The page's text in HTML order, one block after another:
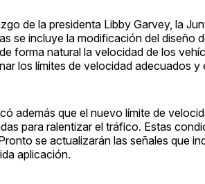
de la presidenta Libby Garvey, la
se incluye la modificación del diseño
forma natural la velocidad de los
los límites de velocidad adecuados
además que el nuevo límite de
para ralentizar el tráfico. Estas
se actualizarán las señales que
aplicación.